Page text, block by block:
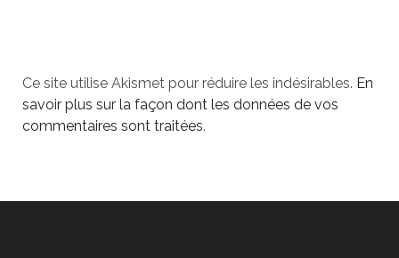
Ce site utilise Akismet pour réduire les indésirables. En
savoir plus sur la façon dont les données de vos
commentaires sont traitées.